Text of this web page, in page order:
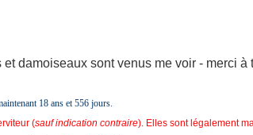
et damoiseaux sont venus me voir - merci à
18 ans et556 jours.
(sauf indication contraire). Elles sont légalement